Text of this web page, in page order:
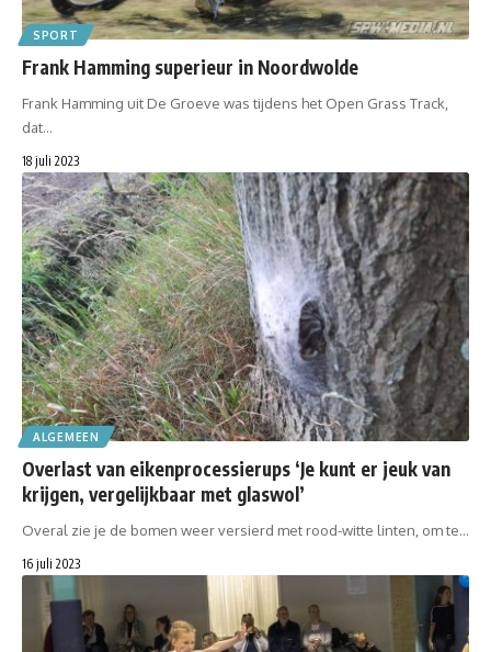
SPORT
Frank Hamming superieur in Noordwolde
Frank Hamming uit De Groeve was tijdens het Open Grass Track,
dat…
18 juli 2023
ALGEMEEN
Overlast van eikenprocessierups ‘Je kunt er jeuk van
krijgen, vergelijkbaar met glaswol’
Overal zie je de bomen weer versierd met rood-witte linten, om te…
16 juli 2023